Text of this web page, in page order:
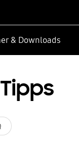
& Downloads